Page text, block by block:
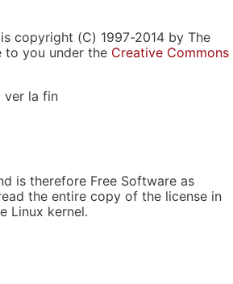
copyright (C) 1997-2014 by The
to you under the Creative Commons
ver la fin
is therefore Free Software as
the entire copy of the license in
Linux kernel.